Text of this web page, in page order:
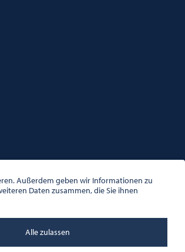
Außerdem geben wir Informationen zu
Daten zusammen, die Sie ihnen
Alle zulassen